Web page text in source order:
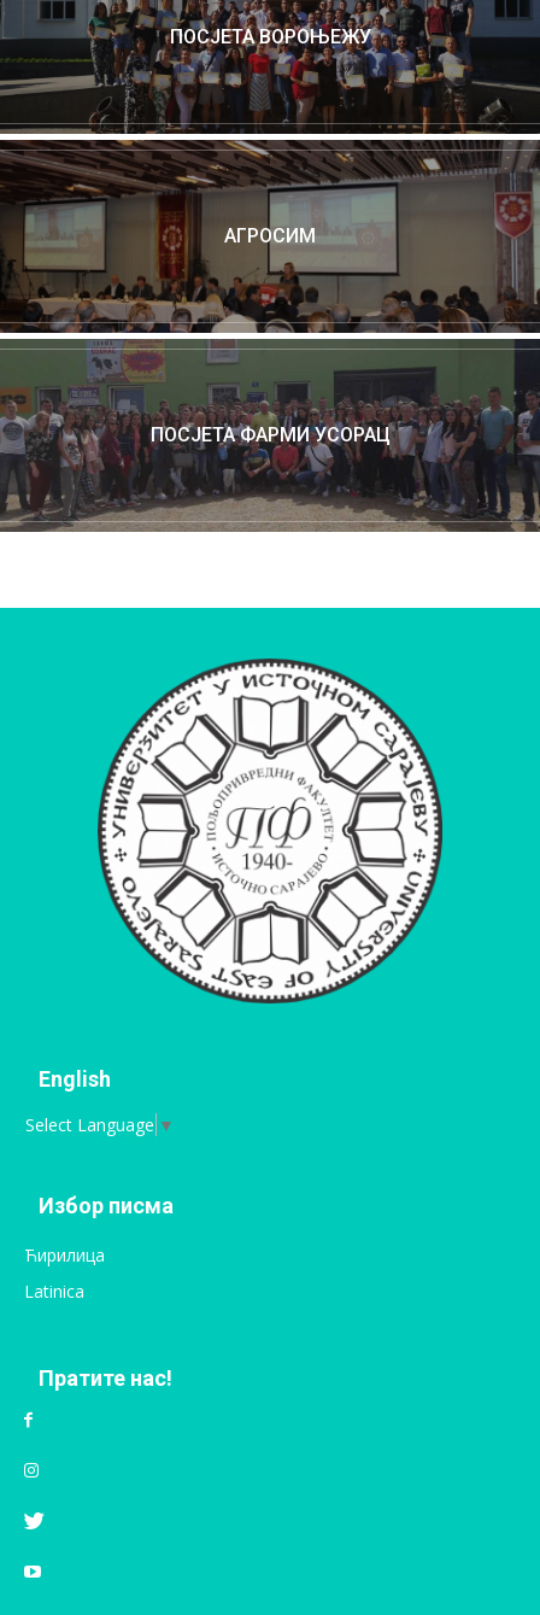
ПОСЈЕТА ВОРОЊЕЖУ
АГРОСИМ
ПОСЈЕТА ФАРМИ УСОРАЦ
English
Select Language ▼
Избор писма
Ћирилица
Latinica
Пратите нас!